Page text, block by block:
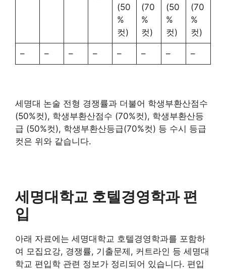
(50
%
컷)
(70
%
컷)
(50
%
컷)
(70
%
컷)
– – – – – – – –
세명대 논술 전형 경쟁률과 더불어 학생부환산점수
(50%컷), 학생부환산점수 (70%컷), 학생부환산등
급 (50%컷), 학생부환산등급(70%컷) 등 수시 등급
컷은 위와 같습니다.
세명대학교 호텔경영학과 편
입
아래 자료에는 세명대학교 호텔경영학과를 포함하
여 모집요강, 경쟁률, 기출문제, 커트라인 등 세명대
학교 편입학 관련 정보가 정리되어 있습니다. 편입